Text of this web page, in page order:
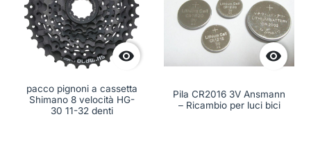

pacco pignoni a cassetta
Shimano 8 velocità HG-
30 11-32 denti

Pila CR2016 3V Ansmann
– Ricambio per luci bici